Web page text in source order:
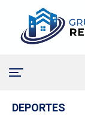
DEPORTES